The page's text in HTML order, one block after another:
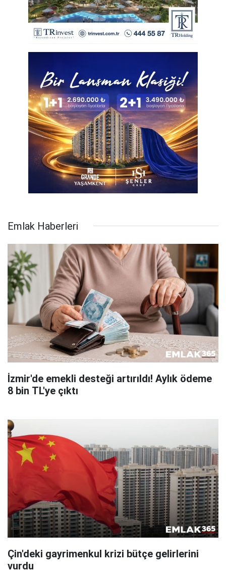
Emlak Haberleri
İzmir'de emekli desteği artırıldı! Aylık ödeme
8 bin TL'ye çıktı
Çin'deki gayrimenkul krizi bütçe gelirlerini
vurdu